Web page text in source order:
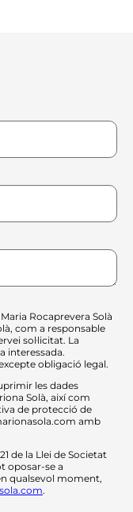
Rocaprevera Solà
com a responsable
sol·licitat. La
interessada.
obligació legal.
les dades
Solà, així com
de protecció de
amb
de la Llei de Societat
oposar-se a
qualsevol moment,
.